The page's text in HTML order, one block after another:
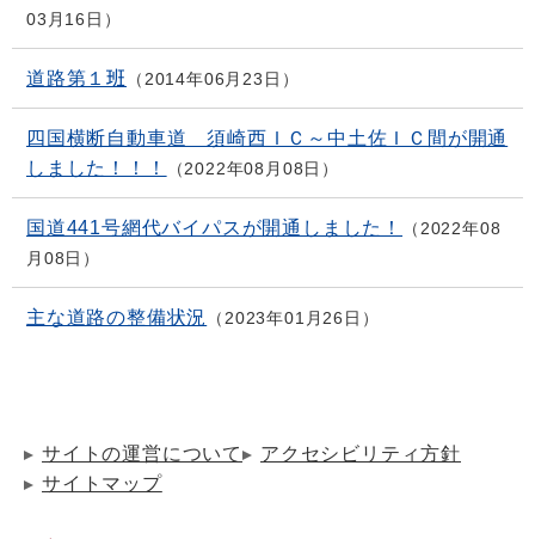
03月16日
道路第１班 2014年06月23日
四国横断自動車道 須崎西ＩＣ～中土佐ＩＣ間が開通
しました！！！
2022年08月08日
国道441号網代バイパスが開通しました！
2022年08
月08日
主な道路の整備状況 2023年01月26日
サイトの運営について
アクセシビリティ方針
サイトマップ